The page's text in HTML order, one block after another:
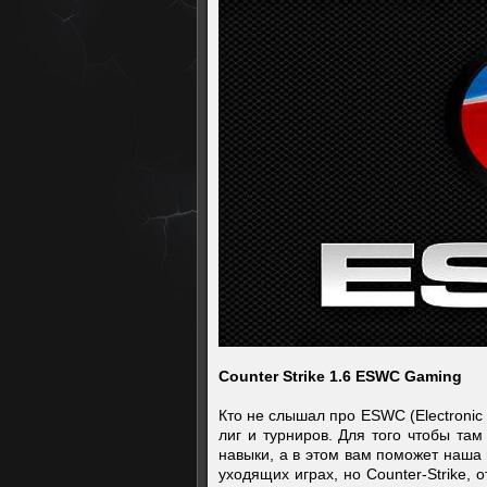
Counter Strike 1.6 ESWC Gaming
Кто не слышал про ESWC
лиг и турниров. Для того чтобы
навыки, а в этом вам поможет наша
уходящих играх, но Counter-Strike,